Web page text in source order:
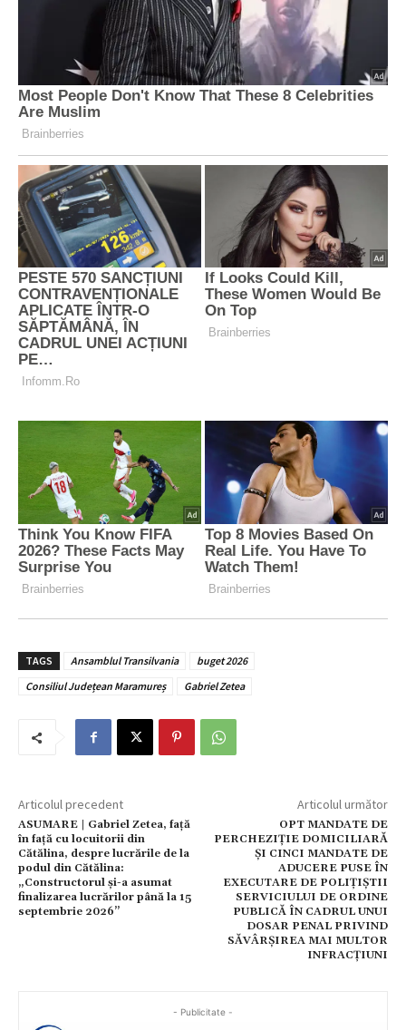
TAGS Ansamblul Transilvania
buget 2026
Consiliul Județean Maramureș
Gabriel Zetea
Articolul precedent
ASUMARE | Gabriel Zetea, față
în față cu locuitorii din
Cătălina, despre lucrările de la
podul din Cătălina:
„Constructorul și-a asumat
finalizarea lucrărilor până la 15
septembrie 2026”
Articolul următor
OPT MANDATE DE
PERCHEZIȚIE DOMICILIARĂ
ȘI CINCI MANDATE DE
ADUCERE PUSE ÎN
EXECUTARE DE POLIȚIȘTII
SERVICIULUI DE ORDINE
PUBLICĂ ÎN CADRUL UNUI
DOSAR PENAL PRIVIND
SĂVÂRȘIREA MAI MULTOR
INFRACȚIUNI
- Publicitate -